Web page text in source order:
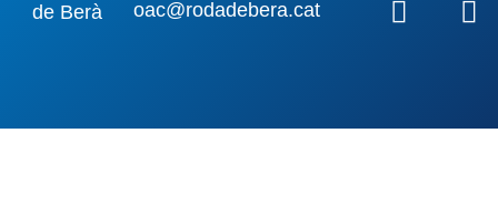
oac@rodadebera.cat